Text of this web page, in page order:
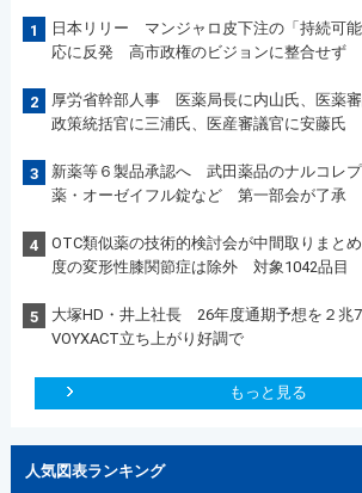
1
日本リリー マンジャロ皮下注の「持続可
応に反発 高市政権のビジョンに整合せず
2
厚労省幹部人事 医薬局長に内山氏、医薬
政策統括官に三浦氏、医産審議官に安藤氏
3
新薬等６製品承認へ 武田薬品のナルコレ
薬・オーゼイフル錠など 第一部会が了承
4
OTC類似薬の技術的検討会が中間取りまと
度の変形性膝関節症は除外 対象1042品目
5
大塚HD・井上社長 26年度通期予想を２兆
VOYXACT立ち上がり好調で
もっと見る
人気図表ランキング